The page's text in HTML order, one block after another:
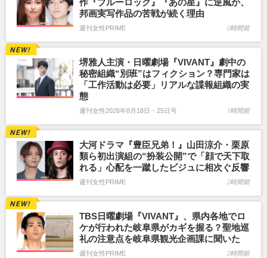
作『ブルーロック』『あの星』に逆風か、
邦画実写作品の苦戦が続く理由
週刊女性PRIME 0時間前
堺雅人主演・日曜劇場『VIVANT』劇中の
秘密組織“別班”はフィクション？専門家は
「工作活動は必要」リアルな諜報組織の実
態
週刊女性2026年8月18日・25日号 1時間前
大河ドラマ『豊臣兄弟！』山田涼介・栗原
類ら初出演組の“扮装公開”で「顔で天下取
れる」心配を一蹴したビジュに相次ぐ反響
週刊女性PRIME 2時間前
TBS日曜劇場『VIVANT』、県内各地でロ
ケが行われた岐阜県がカギを握る？聖地巡
礼の注意点を岐阜県観光企画課に聞いた
週刊女性PRIME 2時間前